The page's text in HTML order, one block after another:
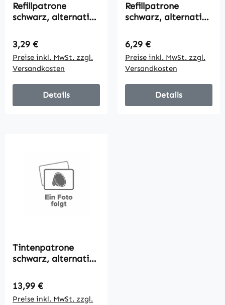
Refillpatrone
schwarz, alternativ
13ml
Regulärer Preis:
3,29 €
Preise inkl. MwSt. zzgl.
Versandkosten
Details
Refillpatrone
schwarz, alternativ
18ml
Regulärer Preis:
6,29 €
Preise inkl. MwSt. zzgl.
Versandkosten
Details
Tintenpatrone
schwarz, alternativ
20ml
Regulärer Preis:
13,99 €
Preise inkl. MwSt. zzgl.